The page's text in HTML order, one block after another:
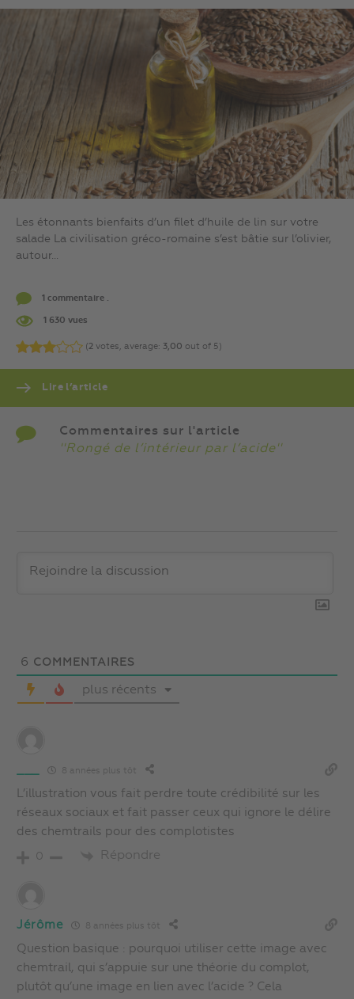
Les étonnants bienfaits d’un filet d’huile de lin sur votre
salade La civilisation gréco-romaine s’est bâtie sur l’olivier,
autour...
1 commentaire .
1 630 vues
(2 votes, average: 3,00 out of 5)
Lire l’article
Commentaires sur l'article
''Rongé de l’intérieur par l’acide''
6 COMMENTAIRES
plus récents
8 années plus tôt
L’illustration vous fait perdre toute crédibilité sur les
réseaux sociaux et fait passer ceux qui ignore le délire
des chemtrails pour des complotistes
0 Répondre
Jérôme 8 années plus tôt
Question basique : pourquoi utiliser cette image avec
chemtrail, qui s’appuie sur une théorie du complot,
plutôt qu’une image en lien avec l’acide ? Cela